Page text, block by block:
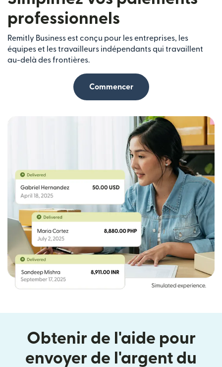
professionnels
Remitly Business est conçu pour les entreprises, les
équipes et les travailleurs indépendants qui travaillent
au-delà des frontières.
Commencer
Obtenir de l'aide pour
envoyer de l'argent du